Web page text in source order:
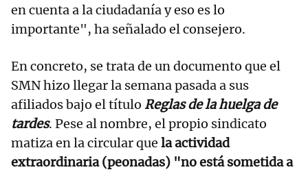
en cuenta a la ciudadanía y eso es lo
importante", ha señalado el consejero.
En concreto, se trata de un documento que el
SMN hizo llegar la semana pasada a sus
afiliados bajo el título Reglas de la huelga de
tardes. Pese al nombre, el propio sindicato
matiza en la circular que la actividad
extraordinaria (peonadas) "no está sometida a